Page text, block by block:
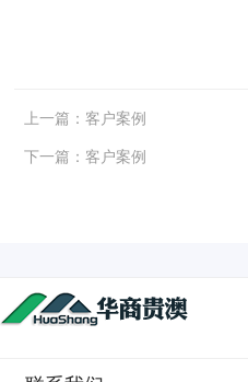
上一篇： 客户案例
下一篇： 客户案例